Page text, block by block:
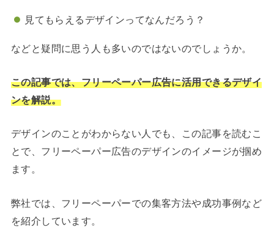
見てもらえるデザインってなんだろう？
などと疑問に思う人も多いのではないのでしょうか。
この記事では、フリーペーパー広告に活用できるデザイ
ンを解説。
デザインのことがわからない人でも、この記事を読むこ
とで、フリーペーパー広告のデザインのイメージが掴め
ます。
弊社では、フリーペーパーでの集客方法や成功事例など
を紹介しています。